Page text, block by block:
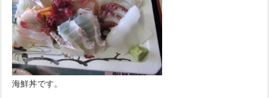
海鮮丼です。